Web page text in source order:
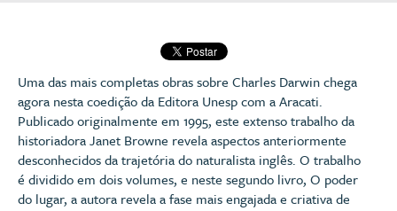
Uma das mais completas obras sobre Charles Darwin chega
agora nesta coedição da Editora Unesp com a Aracati.
Publicado originalmente em 1995, este extenso trabalho da
historiadora Janet Browne revela aspectos anteriormente
desconhecidos da trajetória do naturalista inglês. O trabalho
é dividido em dois volumes, e neste segundo livro, O poder
do lugar, a autora revela a fase mais engajada e criativa de